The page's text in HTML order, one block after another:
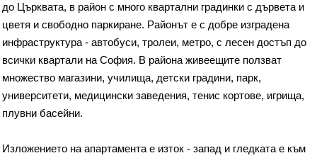
до Църквата, в район с много квартални градинки с дървета и
цветя и свободно паркиране. Районът е с добре изградена
инфраструктура - автобуси, тролеи, метро, с лесен достъп до
всички квартали на София. В района живеещите ползват
множество магазини, училища, детски градини, парк,
университети, медицински заведения, тенис кортове, игрища,
плувни басейни.
Изложението на апартамента е изток - запад и гледката е към